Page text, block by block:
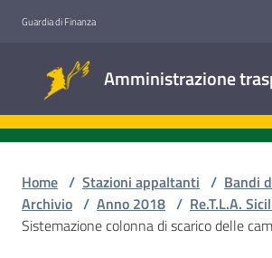
Guardia di Finanza
Amministrazione
trasparente
Home / Stazioni appaltanti / Bandi
Archivio / Anno 2018 / Re.T.L.A.
Sistemazione colonna di scarico delle